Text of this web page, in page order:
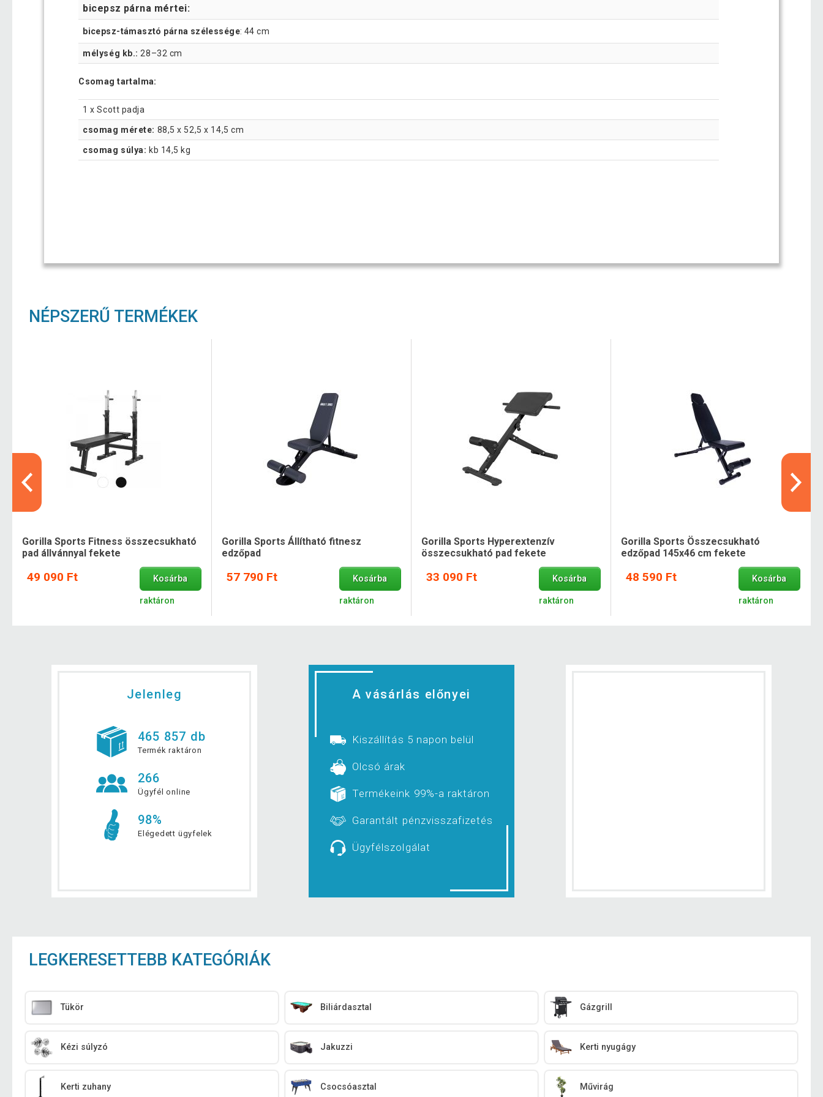
bicepsz párna mértei:
bicepsz-támasztó párna szélessége: 44 cm
mélység kb.: 28–32 cm
Csomag tartalma:
1 x Scott padja
csomag mérete: 88,5 x 52,5 x 14,5 cm
csomag súlya: kb 14,5 kg
NÉPSZERŰ TERMÉKEK
Gorilla Sports Fitness összecsukható
pad állvánnyal fekete
49 090 Ft Kosárba
raktáron
Gorilla Sports Állítható fitnesz
edzőpad
57 790 Ft Kosárba
raktáron
Gorilla Sports Hyperextenzív
összecsukható pad fekete
33 090 Ft Kosárba
raktáron
Gorilla Sports Összecsukható
edzőpad 145x46 cm fekete
48 590 Ft Kosárba
raktáron
Jelenleg
465 857 db
Termék raktáron
266
Ügyfél online
98%
Elégedett ügyfelek
A vásárlás előnyei
Kiszállítás 5 napon belül
Olcsó árak
Termékeink 99%-a raktáron
Garantált pénzvisszafizetés
Ügyfélszolgálat
LEGKERESETTEBB KATEGÓRIÁK
Tükör Biliárdasztal Gázgrill
Kézi súlyzó Jakuzzi Kerti nyugágy
Kerti zuhany Csocsóasztal Művirág